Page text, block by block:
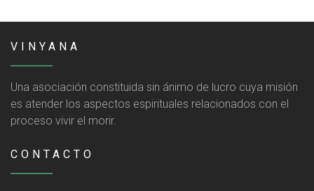
VINYANA
Una asociación constituida sin ánimo de lucro cuya misión
es atender los aspectos espirituales relacionados con el
proceso vivir el morir.
CONTACTO